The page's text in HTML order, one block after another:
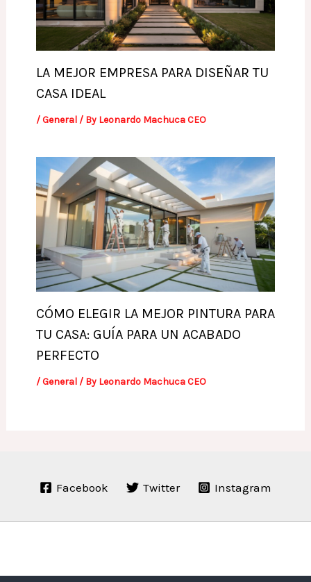
LA MEJOR EMPRESA PARA DISEÑAR TU
CASA IDEAL
/General/ By Leonardo Machuca CEO
CÓMO ELEGIR LA MEJOR PINTURA PARA
TU CASA: GUÍA PARA UN ACABADO
PERFECTO
/General/ By Leonardo Machuca CEO
Facebook Twitter Instagram